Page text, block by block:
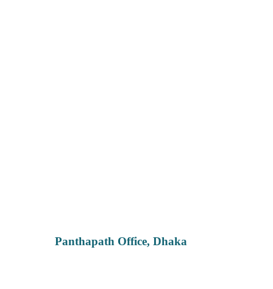
Panthapath Office, Dhaka